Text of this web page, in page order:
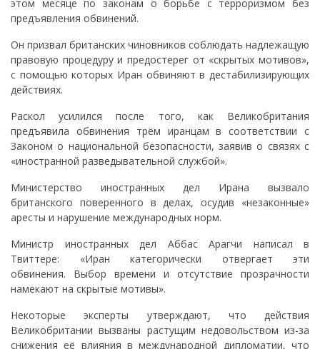
этом месяце по законам о борьбе с терроризмом без
предъявления обвинений.
Он призвал британских чиновников соблюдать надлежащую
правовую процедуру и предостерег от «скрытых мотивов»,
с помощью которых Иран обвиняют в дестабилизирующих
действиях.
Раскол усилился после того, как Великобритания
предъявила обвинения трём иранцам в соответствии с
Законом о национальной безопасности, заявив о связях с
«иностранной разведывательной службой».
Министерство иностранных дел Ирана вызвало
британского поверенного в делах, осудив «незаконные»
аресты и нарушение международных норм.
Министр иностранных дел Аббас Арагчи написал в
Твиттере: «Иран категорически отвергает эти
обвинения. Выбор времени и отсутствие прозрачности
намекают на скрытые мотивы».
Некоторые эксперты утверждают, что действия
Великобритании вызваны растущим недовольством из-за
снижения её влияния в международной дипломатии, что